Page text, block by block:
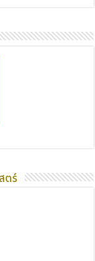
ตร์